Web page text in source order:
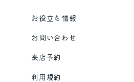
お役立ち情報
お問い合わせ
来店予約
利用規約